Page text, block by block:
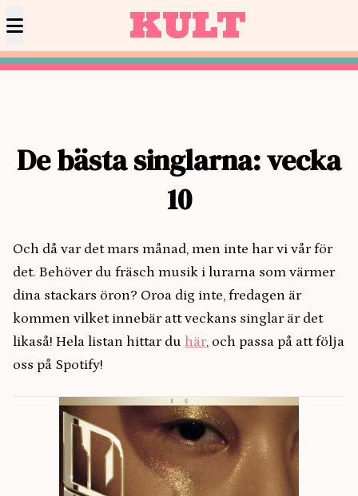
KULT
De bästa singlarna: vecka
10
Och då var det mars månad, men inte har vi vår för
det. Behöver du fräsch musik i lurarna som värmer
dina stackars öron? Oroa dig inte, fredagen är
kommen vilket innebär att veckans singlar är det
likaså! Hela listan hittar du här, och passa på att följa
oss på Spotify!